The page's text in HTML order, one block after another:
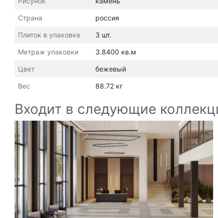
Страна россия
Плиток в упаковке 3 шт.
Метраж упаковки 3.8400 кв.м
Цвет бежевый
Вес 88.72 кг
Входит в следующие